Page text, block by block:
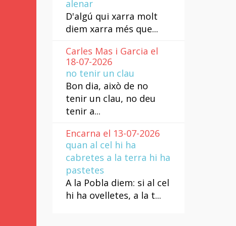
alenar
D'algú qui xarra molt
diem xarra més que...
Carles Mas i Garcia el
18-07-2026
no tenir un clau
Bon dia, això de no
tenir un clau, no deu
tenir a...
Encarna el 13-07-2026
quan al cel hi ha
cabretes a la terra hi ha
pastetes
A la Pobla diem: si al cel
hi ha ovelletes, a la t...